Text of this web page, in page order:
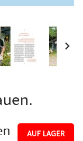

AUF LAGER